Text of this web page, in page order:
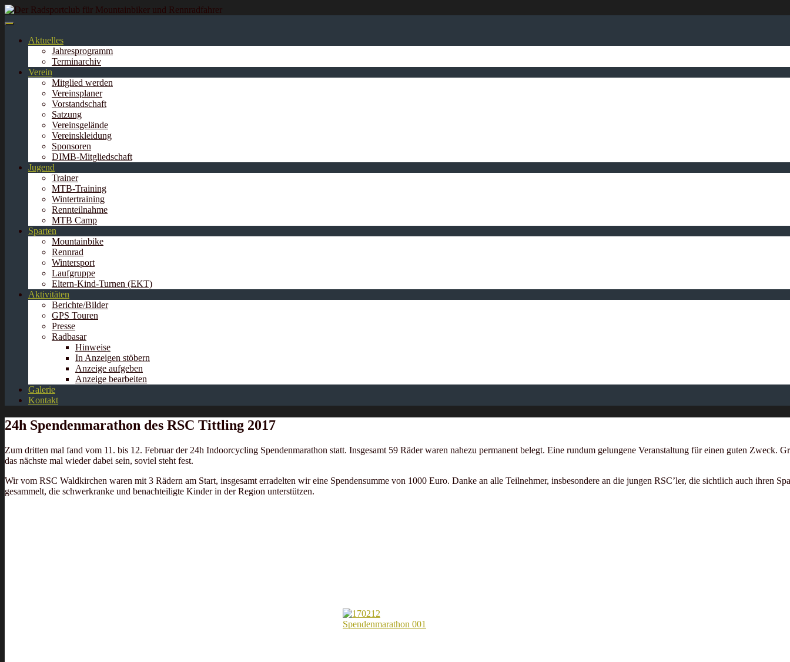
Springe
zum
Aktuelles
Jahresprogramm
Terminarchiv
Verein
Mitglied werden
Vereinsplaner
Vorstandschaft
Satzung
Vereinsgelände
Vereinskleidung
Sponsoren
DIMB-Mitgliedschaft
Jugend
Trainer
MTB-Training
Wintertraining
Rennteilnahme
MTB Camp
Sparten
Mountainbike
Rennrad
Wintersport
Laufgruppe
Eltern-Kind-Turnen (EKT)
Aktivitäten
Berichte/Bilder
GPS Touren
Presse
Radbasar
Hinweise
In Anzeigen stöbern
Anzeige aufgeben
Anzeige bearbeiten
Galerie
Kontakt
24h Spendenmarathon des RSC Tittling 2017
Zum dritten mal fand vom 11. bis 12. Februar der 24h Indoorcycling Spendenmarathon statt. Insgesamt 59 Räder waren nahezu permanent belegt. Eine rundum gelungene Veranstaltung für einen guten
das nächste mal wieder dabei sein, soviel steht fest.
Wir vom RSC Waldkirchen waren mit 3 Rädern am Start, insgesamt erradelten wir eine Spendensumme von 1000 Euro. Danke an alle Teilnehmer, insbesondere an die jungen RSC’ler, die sichtlich auch ihren
gesammelt, die schwerkranke und benachteiligte Kinder in der Region unterstützen.